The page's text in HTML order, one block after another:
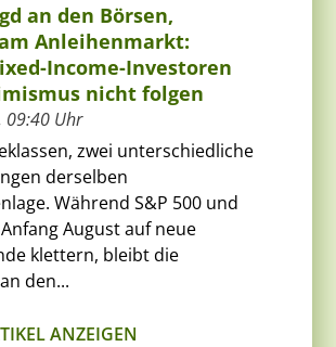
an den Börsen,
Anleihenmarkt:
Income-Investoren
nicht folgen
09:40 Uhr
zwei unterschiedliche
derselben
Während S&P 500 und
August auf neue
klettern, bleibt die
den...
ANZEIGEN